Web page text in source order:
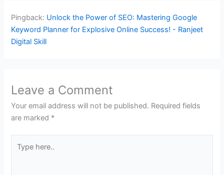
Pingback: Unlock the Power of SEO: Mastering Google
Keyword Planner for Explosive Online Success! - Ranjeet
Digital Skill
Leave a Comment
Your email address will not be published. Required fields
are marked *
here..